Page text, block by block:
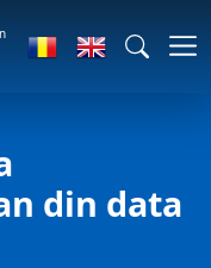
din data